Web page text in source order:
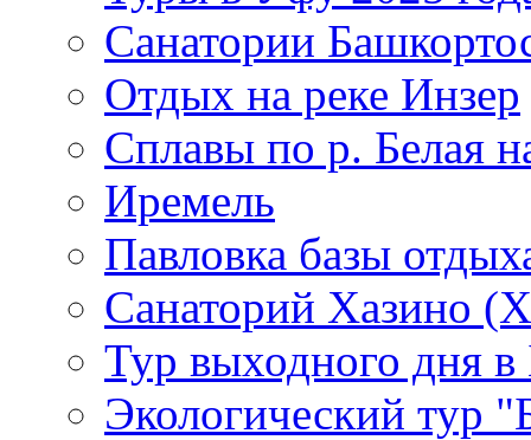
Санатории
Отдых на реке Инзер
Cплавы по р. Белая
Иремель
Павловка базы
Санаторий Хазино
Тур выходного дня в
Экологический тур